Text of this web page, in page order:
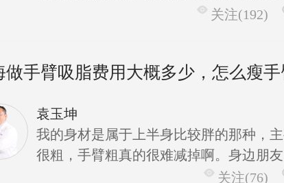
关注(192)
做手臂吸脂费用大概多少，怎么瘦手
袁玉坤
我的身材是属于上半身比较胖的那种，
很粗，手臂粗真的很难减掉啊。身边朋
关注(76)